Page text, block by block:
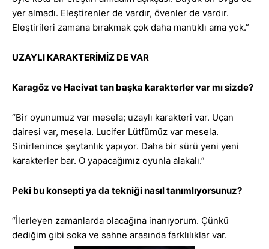
yer almadı. Eleştirenler de vardır, övenler de vardır.
Eleştirileri zamana bırakmak çok daha mantıklı ama yok.”
UZAYLI KARAKTERİMİZ DE VAR
Karagöz ve Hacivat tan başka karakterler var mı sizde?
“Bir oyunumuz var mesela; uzaylı karakteri var. Uçan
dairesi var, mesela. Lucifer Lütfümüz var mesela.
Sinirlenince şeytanlık yapıyor. Daha bir sürü yeni yeni
karakterler bar. O yapacağımız oyunla alakalı.”
Peki bu konsepti ya da tekniği nasıl tanımlıyorsunuz?
“İlerleyen zamanlarda olacağına inanıyorum. Çünkü
dediğim gibi soka ve sahne arasında farklılıklar var.